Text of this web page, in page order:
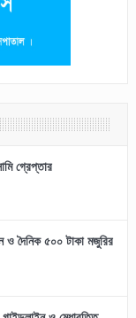
গ্রেপ্তার
ও দৈনিক ৫০০ টাকা মজুরির